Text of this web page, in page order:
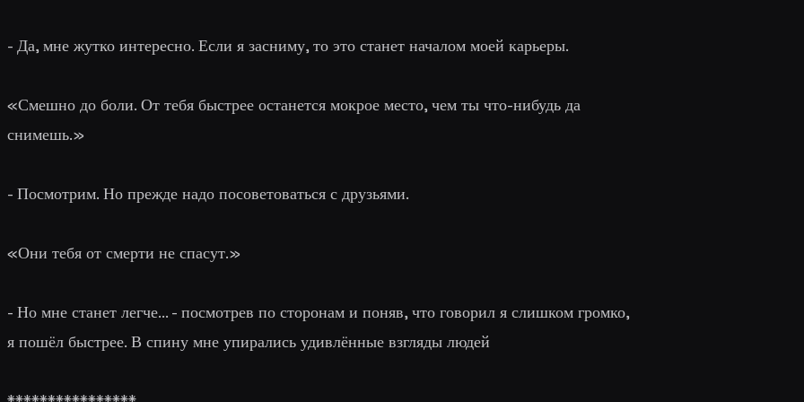
- Да, мне жутко интересно. Если я засниму, то это станет началом моей карьеры.
«Смешно до боли. От тебя быстрее останется мокрое место, чем ты что-нибудь да
снимешь.»
- Посмотрим. Но прежде надо посоветоваться с друзьями.
«Они тебя от смерти не спасут.»
- Но мне станет легче... - посмотрев по сторонам и поняв, что говорил я слишком громко,
я пошёл быстрее. В спину мне упирались удивлённые взгляды людей